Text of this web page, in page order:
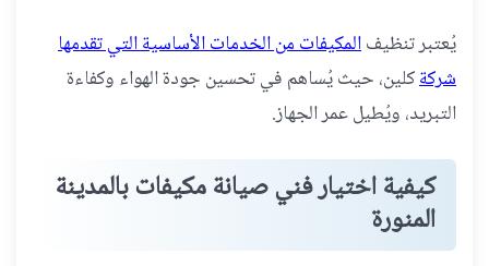
يُعتبر تنظيفالمكيفات من الخدمات الأساسية التي تقدمها
شركةكلين، حيث يُساهم في تحسين جودة الهواء وكفاءة
التبريد، ويُطيل عمر الجهاز.
كيفية اختيار فني صيانة مكيفات بالمدينة
المنورة